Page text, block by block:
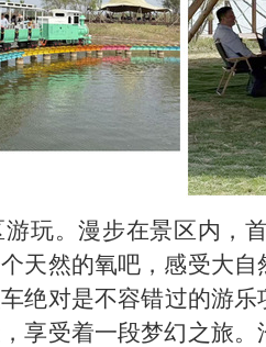
玩。漫步在景区内，
天然的氧吧，感受大
绝对是不容错过的游
享受着一段梦幻之旅